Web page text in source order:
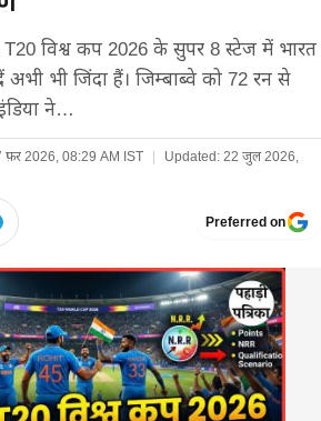
विश्व कप 2026 के सुपर 8 स्टेज में भारत
अभी भी जिंदा हैं। जिम्बाब्वे को 72 रन से
ने…
फ़र 2026, 08:29 AM IST Updated: 22 जुल 2026,
Preferred on